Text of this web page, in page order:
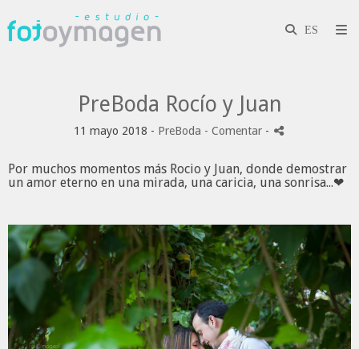
PreBoda Rocío y Juan
11 mayo 2018 - PreBoda - Comentar -
Por muchos momentos más Rocio y Juan, donde demostrar
un amor eterno en una mirada, una caricia, una sonrisa...❤